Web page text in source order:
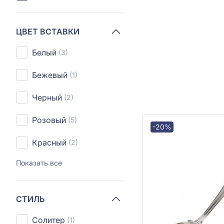
ЦВЕТ ВСТАВКИ
Белый (3)
Бежевый (1)
Черный (2)
Розовый (5)
Красный (2)
Показать все
СТИЛЬ
Солитер (1)
-20%